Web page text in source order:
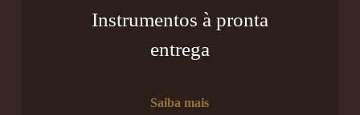
Instrumentos à pronta
entrega
Saiba mais